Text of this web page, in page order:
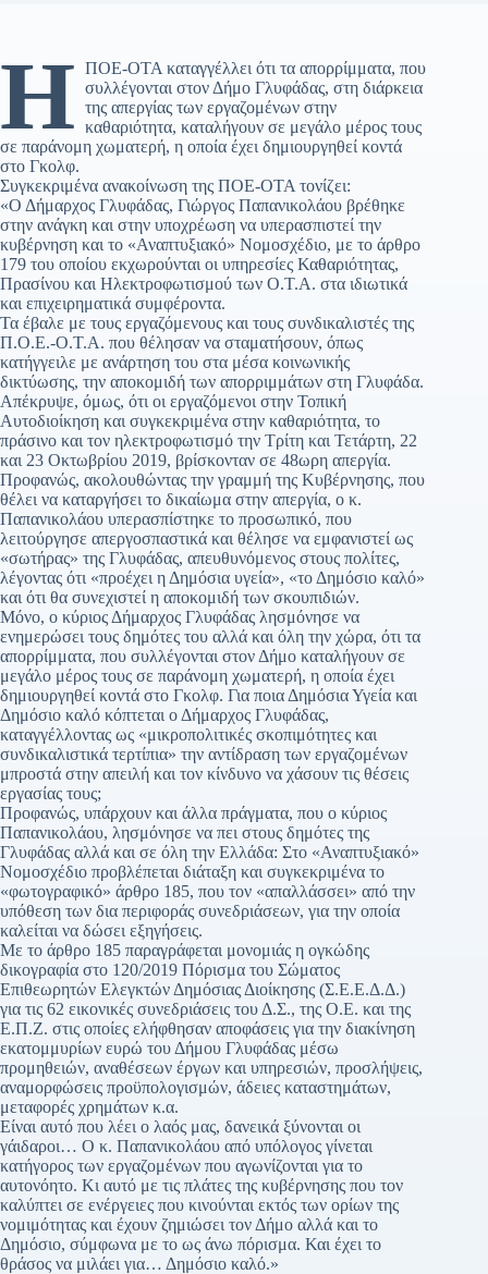
Η ΠΟΕ-ΟΤΑ καταγγέλλει ότι τα απορρίμματα, που
συλλέγονται στον Δήμο Γλυφάδας, στη διάρκεια
της απεργίας των εργαζομένων στην
καθαριότητα, καταλήγουν σε μεγάλο μέρος τους
σε παράνομη χωματερή, η οποία έχει δημιουργηθεί κοντά
στο Γκολφ.
Συγκεκριμένα ανακοίνωση της ΠΟΕ-ΟΤΑ τονίζει:
«Ο Δήμαρχος Γλυφάδας, Γιώργος Παπανικολάου βρέθηκε
στην ανάγκη και στην υποχρέωση να υπερασπιστεί την
κυβέρνηση και το «Αναπτυξιακό» Νομοσχέδιο, με το άρθρο
179 του οποίου εκχωρούνται οι υπηρεσίες Καθαριότητας,
Πρασίνου και Ηλεκτροφωτισμού των Ο.Τ.Α. στα ιδιωτικά
και επιχειρηματικά συμφέροντα.
Τα έβαλε με τους εργαζόμενους και τους συνδικαλιστές της
Π.Ο.Ε.-Ο.Τ.Α. που θέλησαν να σταματήσουν, όπως
κατήγγειλε με ανάρτηση του στα μέσα κοινωνικής
δικτύωσης, την αποκομιδή των απορριμμάτων στη Γλυφάδα.
Απέκρυψε, όμως, ότι οι εργαζόμενοι στην Τοπική
Αυτοδιοίκηση και συγκεκριμένα στην καθαριότητα, το
πράσινο και τον ηλεκτροφωτισμό την Τρίτη και Τετάρτη, 22
και 23 Οκτωβρίου 2019, βρίσκονταν σε 48ωρη απεργία.
Προφανώς, ακολουθώντας την γραμμή της Κυβέρνησης, που
θέλει να καταργήσει το δικαίωμα στην απεργία, ο κ.
Παπανικολάου υπερασπίστηκε το προσωπικό, που
λειτούργησε απεργοσπαστικά και θέλησε να εμφανιστεί ως
«σωτήρας» της Γλυφάδας, απευθυνόμενος στους πολίτες,
λέγοντας ότι «προέχει η Δημόσια υγεία», «το Δημόσιο καλό»
και ότι θα συνεχιστεί η αποκομιδή των σκουπιδιών.
Μόνο, ο κύριος Δήμαρχος Γλυφάδας λησμόνησε να
ενημερώσει τους δημότες του αλλά και όλη την χώρα, ότι τα
απορρίμματα, που συλλέγονται στον Δήμο καταλήγουν σε
μεγάλο μέρος τους σε παράνομη χωματερή, η οποία έχει
δημιουργηθεί κοντά στο Γκολφ. Για ποια Δημόσια Υγεία και
Δημόσιο καλό κόπτεται ο Δήμαρχος Γλυφάδας,
καταγγέλλοντας ως «μικροπολιτικές σκοπιμότητες και
συνδικαλιστικά τερτίπια» την αντίδραση των εργαζομένων
μπροστά στην απειλή και τον κίνδυνο να χάσουν τις θέσεις
εργασίας τους;
Προφανώς, υπάρχουν και άλλα πράγματα, που ο κύριος
Παπανικολάου, λησμόνησε να πει στους δημότες της
Γλυφάδας αλλά και σε όλη την Ελλάδα: Στο «Αναπτυξιακό»
Νομοσχέδιο προβλέπεται διάταξη και συγκεκριμένα το
«φωτογραφικό» άρθρο 185, που τον «απαλλάσσει» από την
υπόθεση των δια περιφοράς συνεδριάσεων, για την οποία
καλείται να δώσει εξηγήσεις.
Με το άρθρο 185 παραγράφεται μονομιάς η ογκώδης
δικογραφία στο 120/2019 Πόρισμα του Σώματος
Επιθεωρητών Ελεγκτών Δημόσιας Διοίκησης (Σ.Ε.Ε.Δ.Δ.)
για τις 62 εικονικές συνεδριάσεις του Δ.Σ., της Ο.Ε. και της
Ε.Π.Ζ. στις οποίες ελήφθησαν αποφάσεις για την διακίνηση
εκατομμυρίων ευρώ του Δήμου Γλυφάδας μέσω
προμηθειών, αναθέσεων έργων και υπηρεσιών, προσλήψεις,
αναμορφώσεις προϋπολογισμών, άδειες καταστημάτων,
μεταφορές χρημάτων κ.α.
Είναι αυτό που λέει ο λαός μας, δανεικά ξύνονται οι
γάιδαροι… Ο κ. Παπανικολάου από υπόλογος γίνεται
κατήγορος των εργαζομένων που αγωνίζονται για το
αυτονόητο. Κι αυτό με τις πλάτες της κυβέρνησης που τον
καλύπτει σε ενέργειες που κινούνται εκτός των ορίων της
νομιμότητας και έχουν ζημιώσει τον Δήμο αλλά και το
Δημόσιο, σύμφωνα με το ως άνω πόρισμα. Και έχει το
θράσος να μιλάει για… Δημόσιο καλό.»